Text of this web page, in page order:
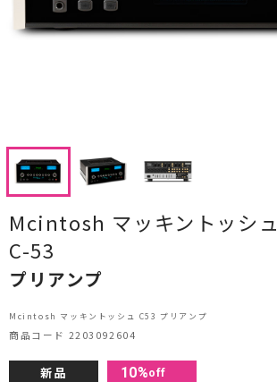
レコードプレーヤー
オーディオアクセサリー
ヘッドフォン・イヤホン
オーディオその他
AVアンプ
ＴＶ・レコーダー・プレーヤー
プロジェクター・スクリーン
Mcintosh マッキントッシュ
C-53
プリアンプ
Mcintosh マッキントッシュ C53 プリアンプ
商品コード 2203092604
新品 10%off